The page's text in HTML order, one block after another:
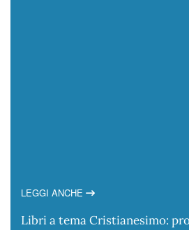
LEGGI ANCHE
Libri a tema Cristianesimo: